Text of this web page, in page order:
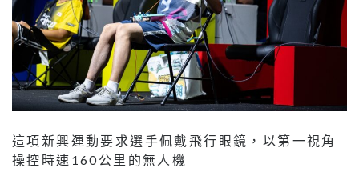
這項新興運動要求選手佩戴飛行眼鏡，以第一視角
操控時速160公里的無人機